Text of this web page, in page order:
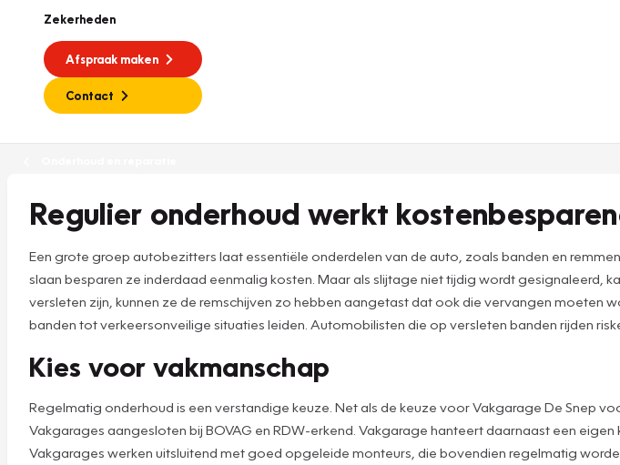
Zekerheden
Afspraak maken
Contact
Regulier onderhoud werkt
Een grote groep autobezitters laat essentiële onderdelen van de auto, zoals banden en
slaan besparen ze inderdaad eenmalig kosten. Maar als slijtage niet tijdig wordt gesignaleerd,
versleten zijn, kunnen ze de remschijven zo hebben aangetast dat ook die vervangen moeten
banden tot verkeersonveilige situaties leiden. Automobilisten die op versleten banden rijden
Kies voor vakmanschap
Regelmatig onderhoud is een verstandige keuze. Net als de keuze voor Vakgarage De Snep
Vakgarages aangesloten bij BOVAG en RDW-erkend. Vakgarage hanteert daarnaast een
Vakgarages werken uitsluitend met goed opgeleide monteurs, die bovendien regelmatig